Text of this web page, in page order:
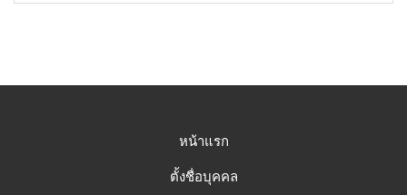
หน้าแรก
ตั้งชื่อบุคคล